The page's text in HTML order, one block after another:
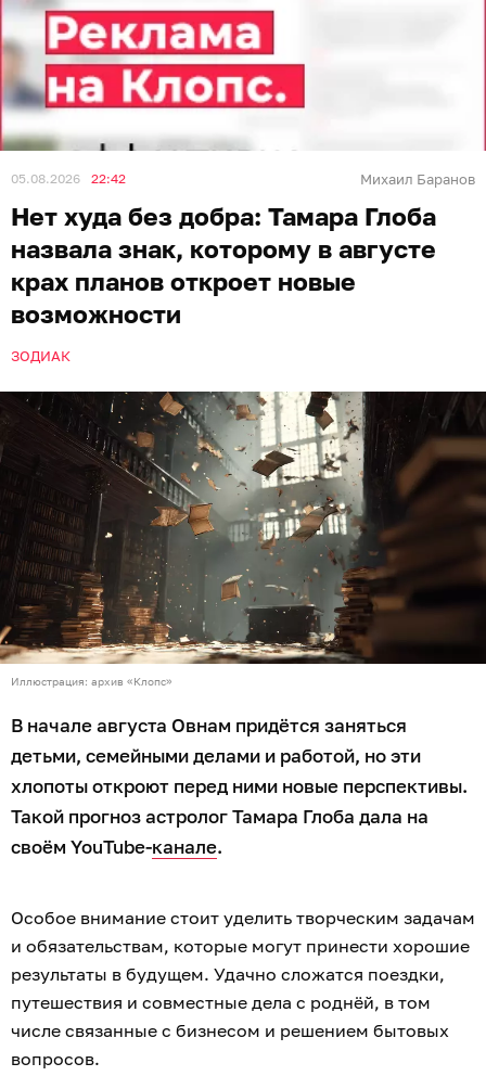
05.08.2026 22:42 Михаил Баранов
Нет худа без добра: Тамара Глоба
назвала знак, которому в августе
крах планов откроет новые
возможности
ЗОДИАК
Иллюстрация: архив «Клопс»
В начале августа Овнам придётся заняться
детьми, семейными делами и работой, но эти
хлопоты откроют перед ними новые перспективы.
Такой прогноз астролог Тамара Глоба дала на
своём YouTube-канале.
Особое внимание стоит уделить творческим задачам
и обязательствам, которые могут принести хорошие
результаты в будущем. Удачно сложатся поездки,
путешествия и совместные дела с роднёй, в том
числе связанные с бизнесом и решением бытовых
вопросов.